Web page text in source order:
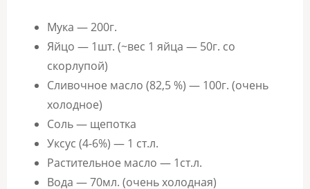
Мука — 200г.
Яйцо — 1шт. (~вес 1 яйца — 50г. со
скорлупой)
Сливочное масло (82,5 %) — 100г. (очень
холодное)
Соль — щепотка
Уксус (4-6%) — 1 ст.л.
Растительное масло — 1ст.л.
Вода — 70мл. (очень холодная)